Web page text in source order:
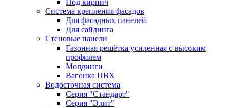
Под кирпич
Система крепления фасадов
Для фасадных панелей
Для сайдинга
Стеновые панели
Газонная решётка усиленная с высоким
профилем
Молдинги
Вагонка ПВХ
Водосточная система
Серия "Стандарт"
Серия "Элит"